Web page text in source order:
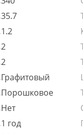
35.7
1.2
2
2
Графитовый
Порошковое
Нет
1 год